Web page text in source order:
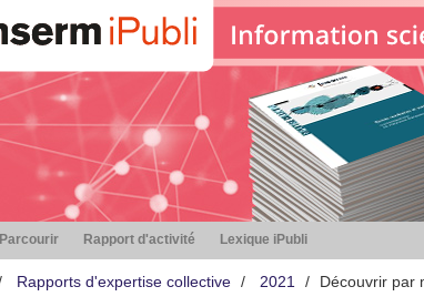
Parcourir Rapport d'activité Lexique iPubli
Rapports d'expertise collective 2021 Découvrir par